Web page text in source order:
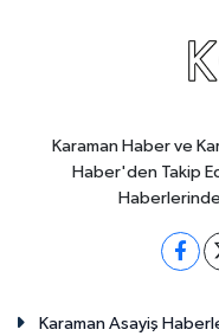
Karaman Haber ve
Haber'den Takip
Karaman Asayiş